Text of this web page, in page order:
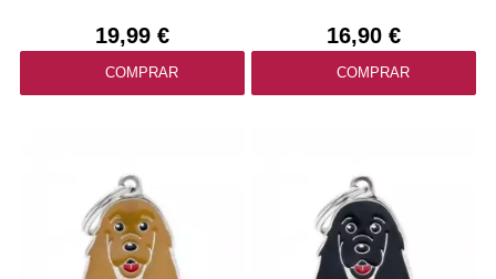
19,99 €
COMPRAR
16,90 €
COMPRAR